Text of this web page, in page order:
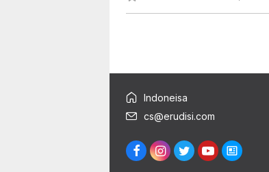
Indoneisa
cs@erudisi.com